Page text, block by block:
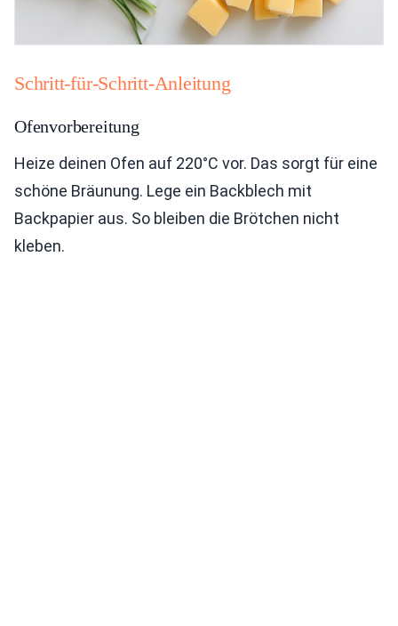
Schritt-für-Schritt-Anleitung
Ofenvorbereitung
Heize deinen Ofen auf 220°C vor. Das sorgt für eine
schöne Bräunung. Lege ein Backblech mit
Backpapier aus. So bleiben die Brötchen nicht
kleben.